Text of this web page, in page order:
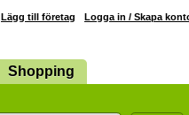
Lägg till företag Logga in / Skapa
Shopping